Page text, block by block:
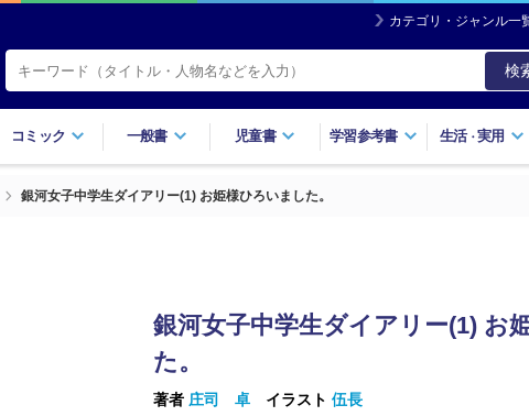
カテゴリ・ジャンル一
検
コミック 一般書 児童書 学習参考書 生活・実用
銀河女子中学生ダイアリー(1) お姫様ひろいました。
銀河女子中学生ダイアリー(1) お
た。
著者 庄司 卓 イラスト 伍長